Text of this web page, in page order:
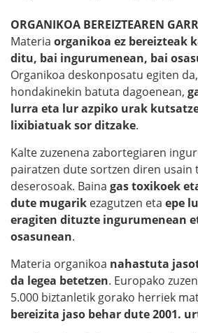
ORGANIKOA BEREIZTEAREN
Materia organikoa ez bereizteak
ditu, bai ingurumenean, bai
Organikoa deskonposatu egiten
hondakinekin batuta dagoenean,
lurra eta lur azpiko urak
lixibiatuak sor ditzake.
Kalte zuzenena zabortegiaren
pairatzen dute sortzen diren usain
deserosoak. Baina gas toxikoek
dute mugarik ezagutzen eta epe
eragiten dituzte ingurumenean
osasunean.
Materia organikoa nahastuta
da legea betetzen. Europako
5.000 biztanletik gorako herriek
bereizita jaso behar dute 2001.